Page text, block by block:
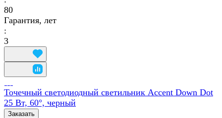
80
Гарантия, лет
:
3
Точечный светодиодный светильник Accent Down Dot
25 Вт, 60°, черный
Заказать